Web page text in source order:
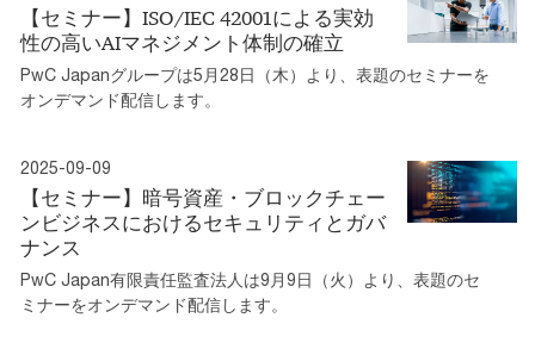
【セミナー】ISO/IEC 42001による実効
性の高いAIマネジメント体制の確立
PwC Japanグループは5月28日（木）より、表題のセミナーを
オンデマンド配信します。
2025-09-09
【セミナー】暗号資産・ブロックチェー
ンビジネスにおけるセキュリティとガバ
ナンス
PwC Japan有限責任監査法人は9月9日（火）より、表題のセ
ミナーをオンデマンド配信します。